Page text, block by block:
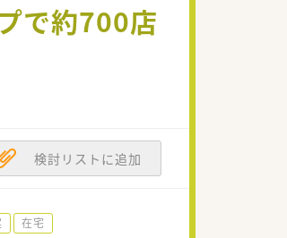
で約700店
検討リストに追加
在宅